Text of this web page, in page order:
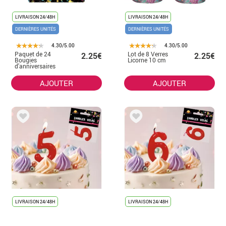
LIVRAISON 24/48H
DERNIÈRES UNITÉS
4.30/5.00
Paquet de 24
Bougies
d'anniversaires
2.25€
AJOUTER
LIVRAISON 24/48H
DERNIÈRES UNITÉS
4.30/5.00
Lot de 8 Verres
Licorne 10 cm 2.25€
AJOUTER
LIVRAISON 24/48H LIVRAISON 24/48H